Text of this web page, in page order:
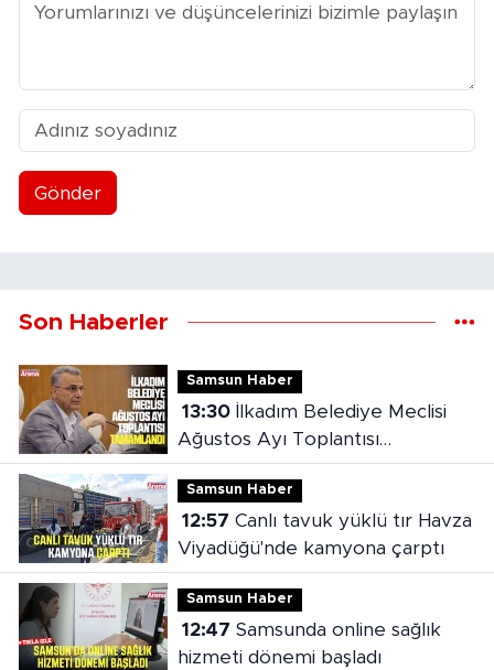
Gönder
Son Haberler
Samsun Haber
13:30İlkadım Belediye Meclisi
Ağustos Ayı Toplantısı
tamamlandı
Samsun Haber
12:57
Viyadüğü'nde kamyona çarptı
Samsun Haber
12:47
hizmeti dönemi başladı